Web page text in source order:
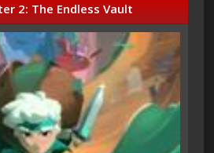
2: The Endless Vault